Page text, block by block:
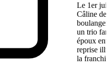
Le 1er
Câline de
un trio
époux
reprise
la